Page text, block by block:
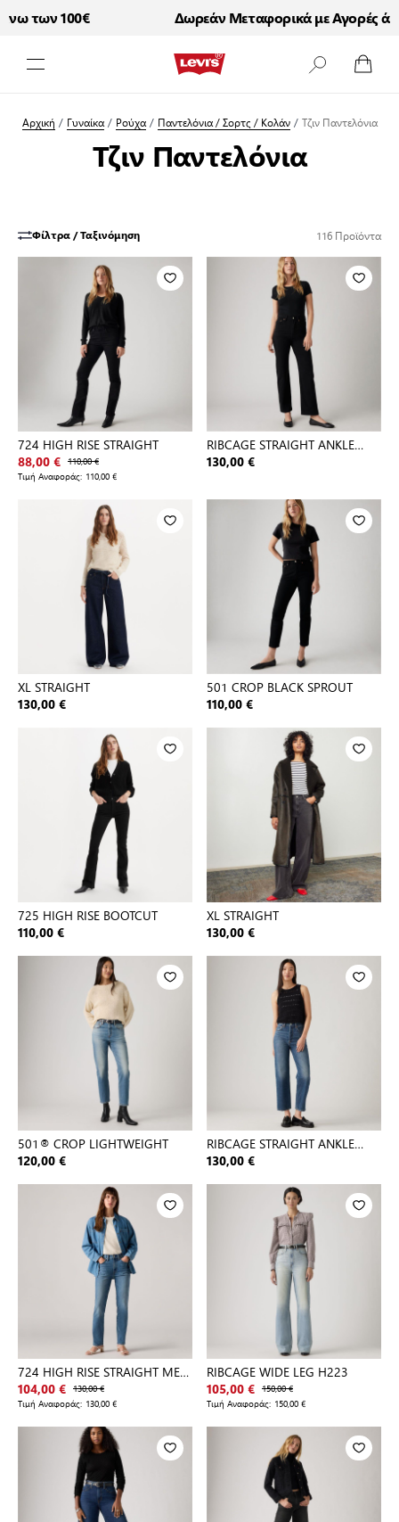
100€ Δωρεάν Μεταφορικά με Αγορές άνω
Αρχική / Γυναίκα / Ρούχα / Παντελόνια / Σορτς / Κολάν / Τζιν Παντελόνια
Τζιν Παντελόνια
Φίλτρα / Ταξινόμηση 116Προϊόντα
724 HIGH RISE STRAIGHT
88,00 € 110,00 €
Τιμή Αναφοράς: 110,00 €
RIBCAGE STRAIGHT ANKLE
BLACK S
130,00 €
XL STRAIGHT
130,00 €
501 CROP BLACK SPROUT
110,00 €
725 HIGH RISE BOOTCUT
110,00 €
XL STRAIGHT
130,00 €
501® CROP LIGHTWEIGHT
120,00 €
RIBCAGE STRAIGHT ANKLE
DARK INDIGO - WORN IN
130,00 €
724 HIGH RISE STRAIGHT MED
INDIGO - WORN IN
104,00 € 130,00 €
Τιμή Αναφοράς: 130,00 €
RIBCAGE WIDE LEG H223
105,00 € 150,00 €
Τιμή Αναφοράς: 150,00 €